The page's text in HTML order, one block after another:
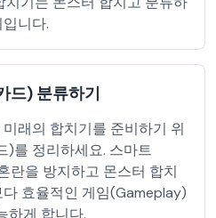
니다.
드) 분류하기
래의 합치기를 준비하기 위
)를 정리하세요. 스마트
란을 방지하고 몬스터 합치
효율적인 게임(Gameplay)
하게 합니다.